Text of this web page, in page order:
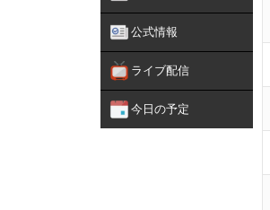
公式情報
ライブ配信
今日の予定